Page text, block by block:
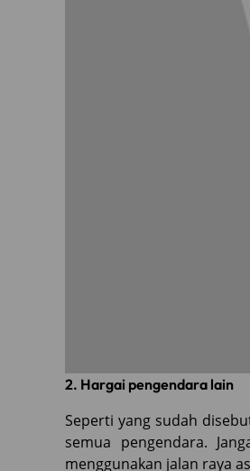
2. Hargai pengendara lain
Seperti yang sudah
semua pengendara.
menggunakan jalan raya